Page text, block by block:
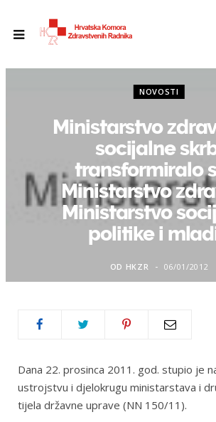
NOVOSTI
Ministarstvo
socijalne
transformiralo
Ministarstvo
Ministarstvo
politike i
OD HKZR 06/01/2012
Dana 22. prosinca 2011. god. stupio je
ustrojstvu i djelokrugu ministarstava i
tijela državne uprave (NN 150/11).